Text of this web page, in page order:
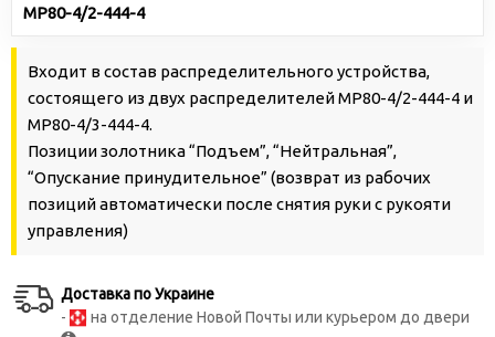
МР80-4/2-444-4
Входит в состав распределительного устройства,
состоящего из двух распределителей МР80-4/2-444-4 и
МР80-4/3-444-4.
Позиции золотника “Подъем”, “Нейтральная”,
“Опускание принудительное” (возврат из рабочих
позиций автоматически после снятия руки с рукояти
управления)
Доставка по Украине
-
на отделение Новой Почты или курьером до двери